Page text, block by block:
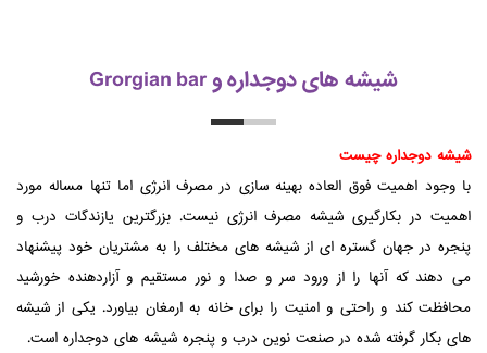
شیشه های دوجداره و Grorgian bar
شیشه دوجداره چیست
با وجود اهمیت فوق العاده بهینه سازی در مصرف انرژی اما تنها مساله مورد
اهمیت در بکارگیری شیشه مصرف انرژی نیست. بزرگترین یازندگات درب و
پنجره در جهان گستره ای از شیشه های مختلف را به مشتریان خود پیشنهاد
می دهند که آنها را از ورود سر و صدا و نور مستقیم و آزاردهنده خورشید
محافظت کند و راحتی و امنیت را برای خانه به ارمغان بیاورد. یکی از شیشه
های بکار گرفته شده در صنعت نوین درب و پنجره شیشه های دوجداره است.